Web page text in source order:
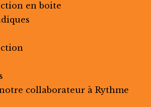
en boite
collaborateur à Rythme